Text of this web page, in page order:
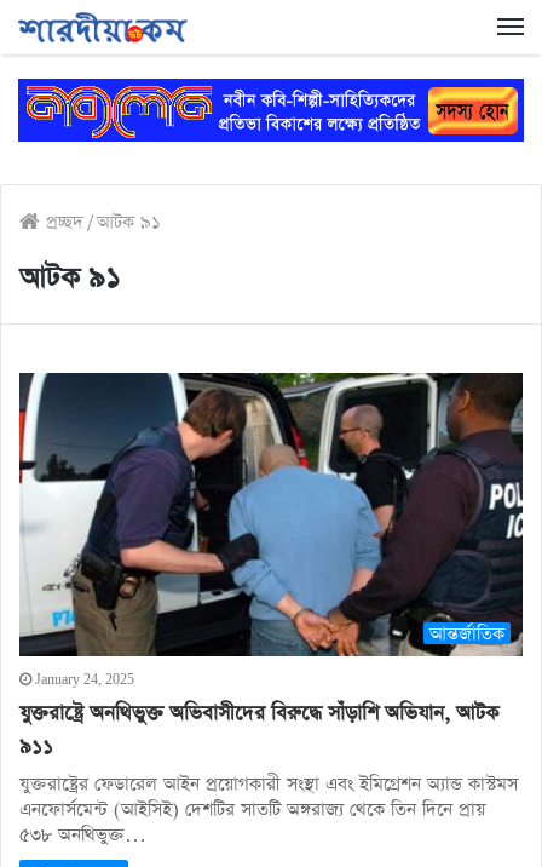
প্রচ্ছদ/আটক ৯১
আটক ৯১
আন্তর্জাতিক
January 24, 2025
যুক্তরাষ্ট্রে অনথিভুক্ত অভিবাসীদের বিরুদ্ধে সাঁড়াশি অভিযান, আটক
৯১১
যুক্তরাষ্ট্রের ফেডারেল আইন প্রয়োগকারী সংস্থা এবং ইমিগ্রেশন অ্যান্ড কাস্টমস
এনফোর্সমেন্ট (আইসিই) দেশটির সাতটি অঙ্গরাজ্য থেকে তিন দিনে প্রায়
৫৩৮ অনথিভুক্ত…